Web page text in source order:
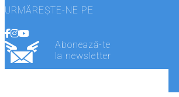
URMĂREȘTE-NE PE
Abonează-te
la newsletter